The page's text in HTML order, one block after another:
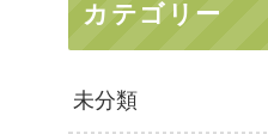
カテゴリー
未分類